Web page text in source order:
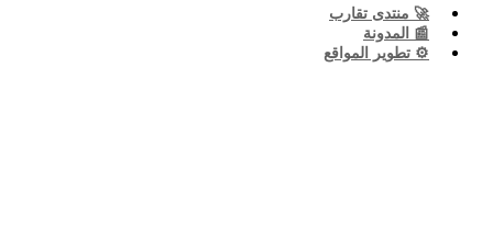
🚀 منتدى تقارب
📰 المدونة
⚙️ تطوير المواقع